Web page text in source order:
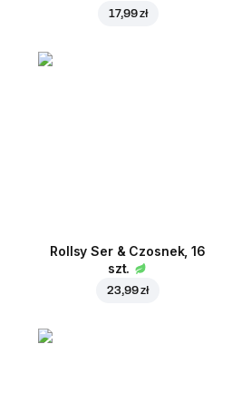
17,99 zł
Rollsy Ser & Czosnek, 16
szt.
23,99 zł